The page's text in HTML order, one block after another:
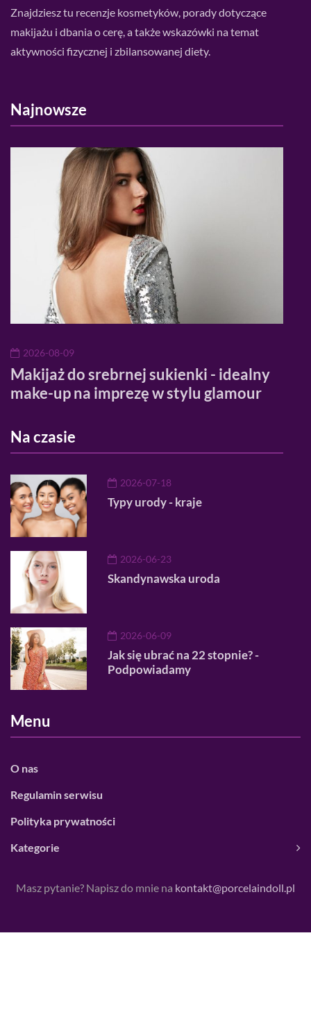
Znajdziesz tu recenzje kosmetyków, porady dotyczące
makijażu i dbania o cerę, a także wskazówki na temat
aktywności fizycznej i zbilansowanej diety.
Najnowsze
2026-08-09
Makijaż do srebrnej sukienki - idealny
make-up na imprezę w stylu glamour
Na czasie
2026-07-18
Typy urody - kraje
2026-06-23
Skandynawska uroda
2026-06-09
Jak się ubrać na 22 stopnie? -
Podpowiadamy
Menu
O nas
Regulamin serwisu
Polityka prywatności
Kategorie
Masz pytanie? Napisz do mnie na kontakt@porcelaindoll.pl